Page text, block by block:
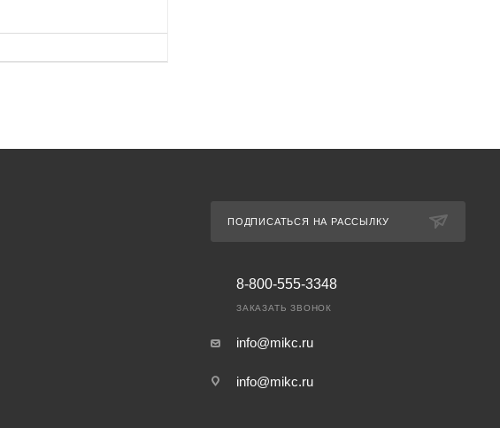
ПОДПИСАТЬСЯ НА РАССЫЛКУ
8-800-555-3348
ЗАКАЗАТЬ ЗВОНОК
info@mikc.ru
info@mikc.ru